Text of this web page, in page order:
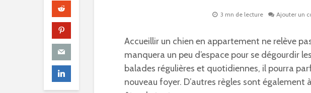
3 mn de lecture Ajouter un
Accueillir un chien en appartement ne relève
manquera un peu d’espace pour se dégourdir
balades régulières et quotidiennes, il pourra
nouveau foyer. D’autres règles sont